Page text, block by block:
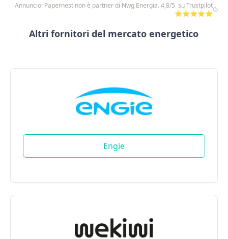
Annuncio: Papernest non è partner di Nwg Energia. 4,8/5 su Trustpilot
⭐⭐⭐⭐⭐
Altri fornitori del mercato energetico
Engie